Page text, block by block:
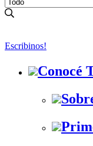
Escribinos!
Conocé